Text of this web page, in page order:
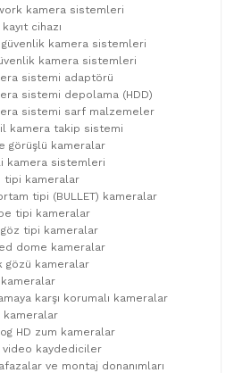
kamera sistemleri
cihazı
güvenlik kamera sistemleri
kamera sistemleri
sistemi adaptörü
sistemi depolama (HDD)
sistemi sarf malzemeler
kamera takip sistemi
görüşlü kameralar
kamera sistemleri
tipi kameralar
tipi (BULLET) kameralar
tipi kameralar
göz tipi kameralar
dome kameralar
gözü kameralar
kameralar
karşı korumalı kameralar
kameralar
HD zum kameralar
video kaydediciler
ve montaj donanımları